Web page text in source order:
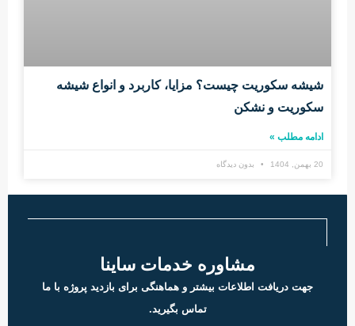
شیشه سکوریت چیست؟ مزایا، کاربرد و انواع شیشه
سکوریت و نشکن
ادامه مطلب »
20 بهمن, 1404 بدون دیدگاه
مشاوره خدمات ساینا
جهت دریافت اطلاعات بیشتر و هماهنگی برای بازدید پروژه با ما
تماس بگیرید.